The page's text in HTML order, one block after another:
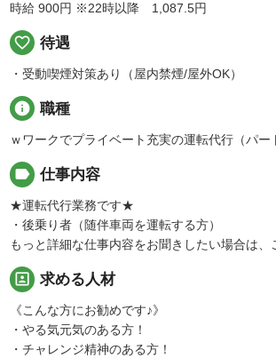
時給 900円 ※22時以降 1,087.5円
favorite_border 待遇
・受動喫煙対策あり（屋内禁煙/屋外OK）
info 職種
ｗワークでプライベート充実の運転代行（パー
label 仕事内容
★運転代行業務です★
・後乗り者（随伴車両を運転する方）
もっと詳細な仕事内容をお聞きしたい場合は、
portrait 求める人材
《こんな方にお勧めです♪》
・やる気元気のある方！
・チャレンジ精神のある方！